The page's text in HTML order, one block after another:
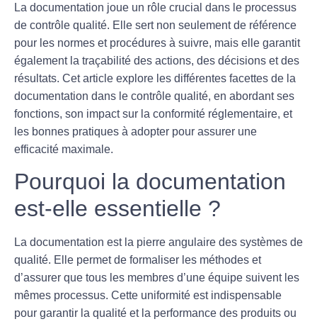
La documentation joue un rôle crucial dans le processus
de contrôle qualité. Elle sert non seulement de référence
pour les normes et procédures à suivre, mais elle garantit
également la traçabilité des actions, des décisions et des
résultats. Cet article explore les différentes facettes de la
documentation dans le contrôle qualité, en abordant ses
fonctions, son impact sur la conformité réglementaire, et
les bonnes pratiques à adopter pour assurer une
efficacité maximale.
Pourquoi la documentation
est-elle essentielle ?
La documentation est la pierre angulaire des systèmes de
qualité. Elle permet de formaliser les méthodes et
d’assurer que tous les membres d’une équipe suivent les
mêmes processus. Cette uniformité est indispensable
pour garantir la qualité et la performance des produits ou